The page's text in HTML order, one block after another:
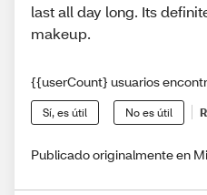
last all day long. Its
makeup.
{{userCount} usuarios
Sí, es útil No es útil
Publicado originalmente en